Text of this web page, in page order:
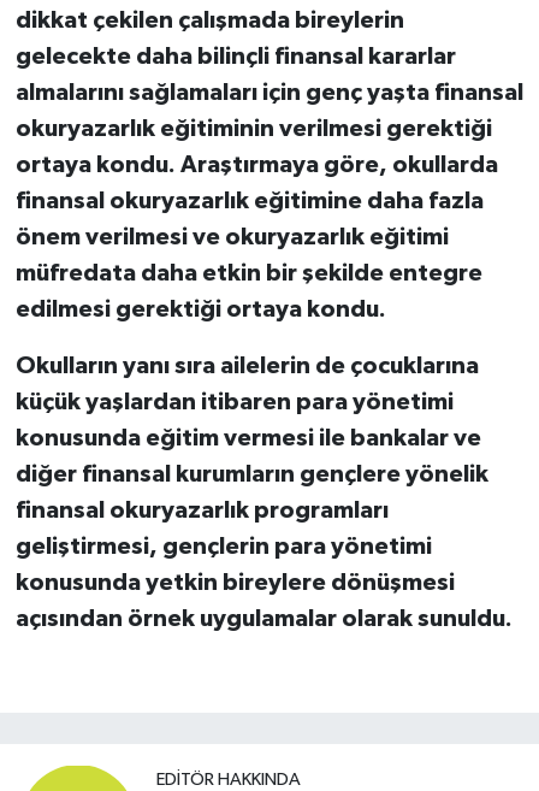
dikkat çekilen çalışmada bireylerin
gelecekte daha bilinçli finansal kararlar
almalarını sağlamaları için genç yaşta finansal
okuryazarlık eğitiminin verilmesi gerektiği
ortaya kondu. Araştırmaya göre, okullarda
finansal okuryazarlık eğitimine daha fazla
önem verilmesi ve okuryazarlık eğitimi
müfredata daha etkin bir şekilde entegre
edilmesi gerektiği ortaya kondu.
Okulların yanı sıra ailelerin de çocuklarına
küçük yaşlardan itibaren para yönetimi
konusunda eğitim vermesi ile bankalar ve
diğer finansal kurumların gençlere yönelik
finansal okuryazarlık programları
geliştirmesi, gençlerin para yönetimi
konusunda yetkin bireylere dönüşmesi
açısından örnek uygulamalar olarak sunuldu.
EDITÖR HAKKINDA